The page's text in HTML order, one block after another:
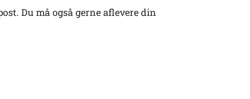
Du må også gerne aflevere din